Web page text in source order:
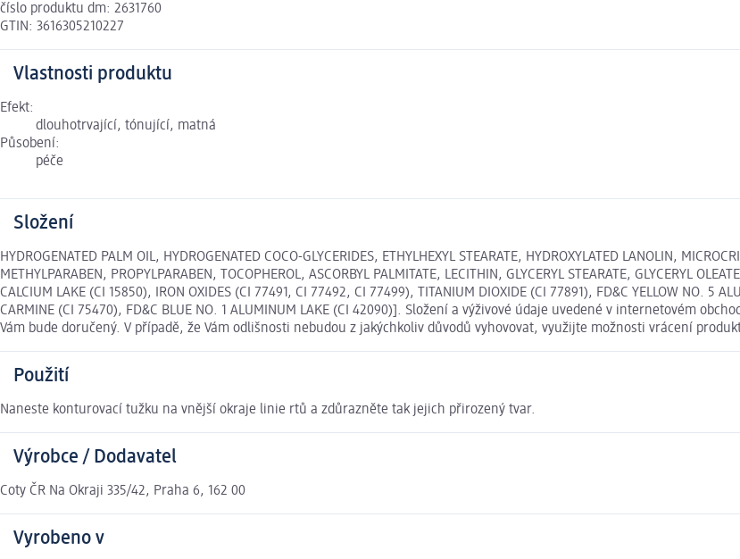
číslo produktu dm: 2631760
GTIN: 3616305210227
Vlastnosti produktu
Efekt:
dlouhotrvající, tónující, matná
Působení:
péče
Složení
HYDROGENATED PALM OIL, HYDROGENATED COCO-GLYCERIDES, ETHYLHEXYL STEARATE, HYDROXYLATED LANOLIN,
METHYLPARABEN, PROPYLPARABEN, TOCOPHEROL, ASCORBYL PALMITATE, LECITHIN, GLYCERYL STEARATE, GLYCERYL
CALCIUM LAKE (CI 15850), IRON OXIDES (CI 77491, CI 77492, CI 77499), TITANIUM DIOXIDE (CI 77891), FD&C YELLOW NO. 5
CARMINE (CI 75470), FD&C BLUE NO. 1 ALUMINUM LAKE (CI 42090)]. Složení a výživové údaje uvedené v internetovém
Vám bude doručený. V případě, že Vám odlišnosti nebudou z jakýchkoliv důvodů vyhovovat, využijte možnosti vrácení
Použití
Naneste konturovací tužku na vnější okraje linie rtů a zdůrazněte tak jejich přirozený tvar.
Výrobce / Dodavatel
Coty ČR Na Okraji 335/42, Praha 6, 162 00
Vyrobeno v